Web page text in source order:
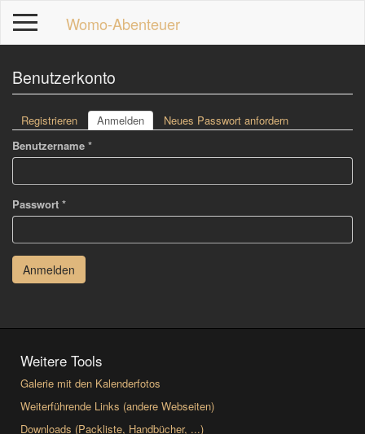
zum
Inhalt
Womo-Abenteuer
Benutzerkonto
Haupt-
Reiter
Registrieren Anmelden (aktiver
Reiter)
Neues Passwort anfordern
Benutzername *
Passwort *
Anmelden
Weitere Tools
Galerie mit den Kalenderfotos
Weiterführende Links (andere Webseiten)
Downloads (Packliste, Handbücher, ...)